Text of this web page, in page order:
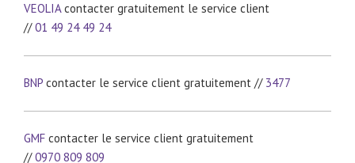
VEOLIAcontacter gratuitement le service client
//01 49 24 49 24
BNP contacter le service client gratuitement // 3477
GMF contacter le service client gratuitement
//0970 809 809